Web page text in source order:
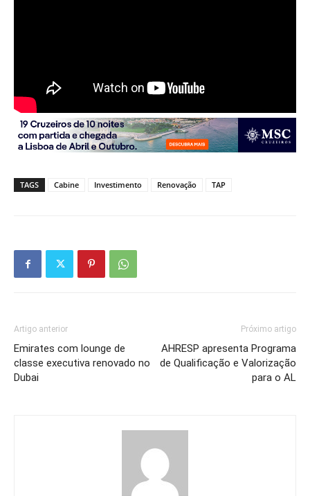
TAGS Cabine Investimento Renovação TAP
Artigo anterior
Emirates com lounge de
classe executiva renovado no
Dubai
Próximo artigo
AHRESP apresenta Programa
de Qualificação e Valorização
para o AL